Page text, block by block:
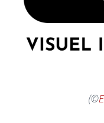
(©